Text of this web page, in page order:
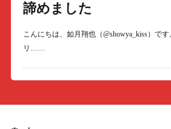
諦めました
こんにちは、如月翔也（@showya_kiss）で
リ……